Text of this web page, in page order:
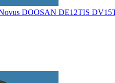
DOOSAN DE12TIS